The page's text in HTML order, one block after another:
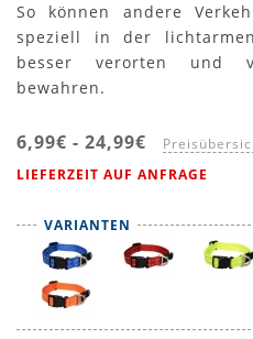
So können andere
speziell in der
besser verorten und
bewahren.
6,99€ - 24,99€
LIEFERZEIT AUF ANFRAGE
VARIANTEN